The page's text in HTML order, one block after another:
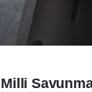
Milli